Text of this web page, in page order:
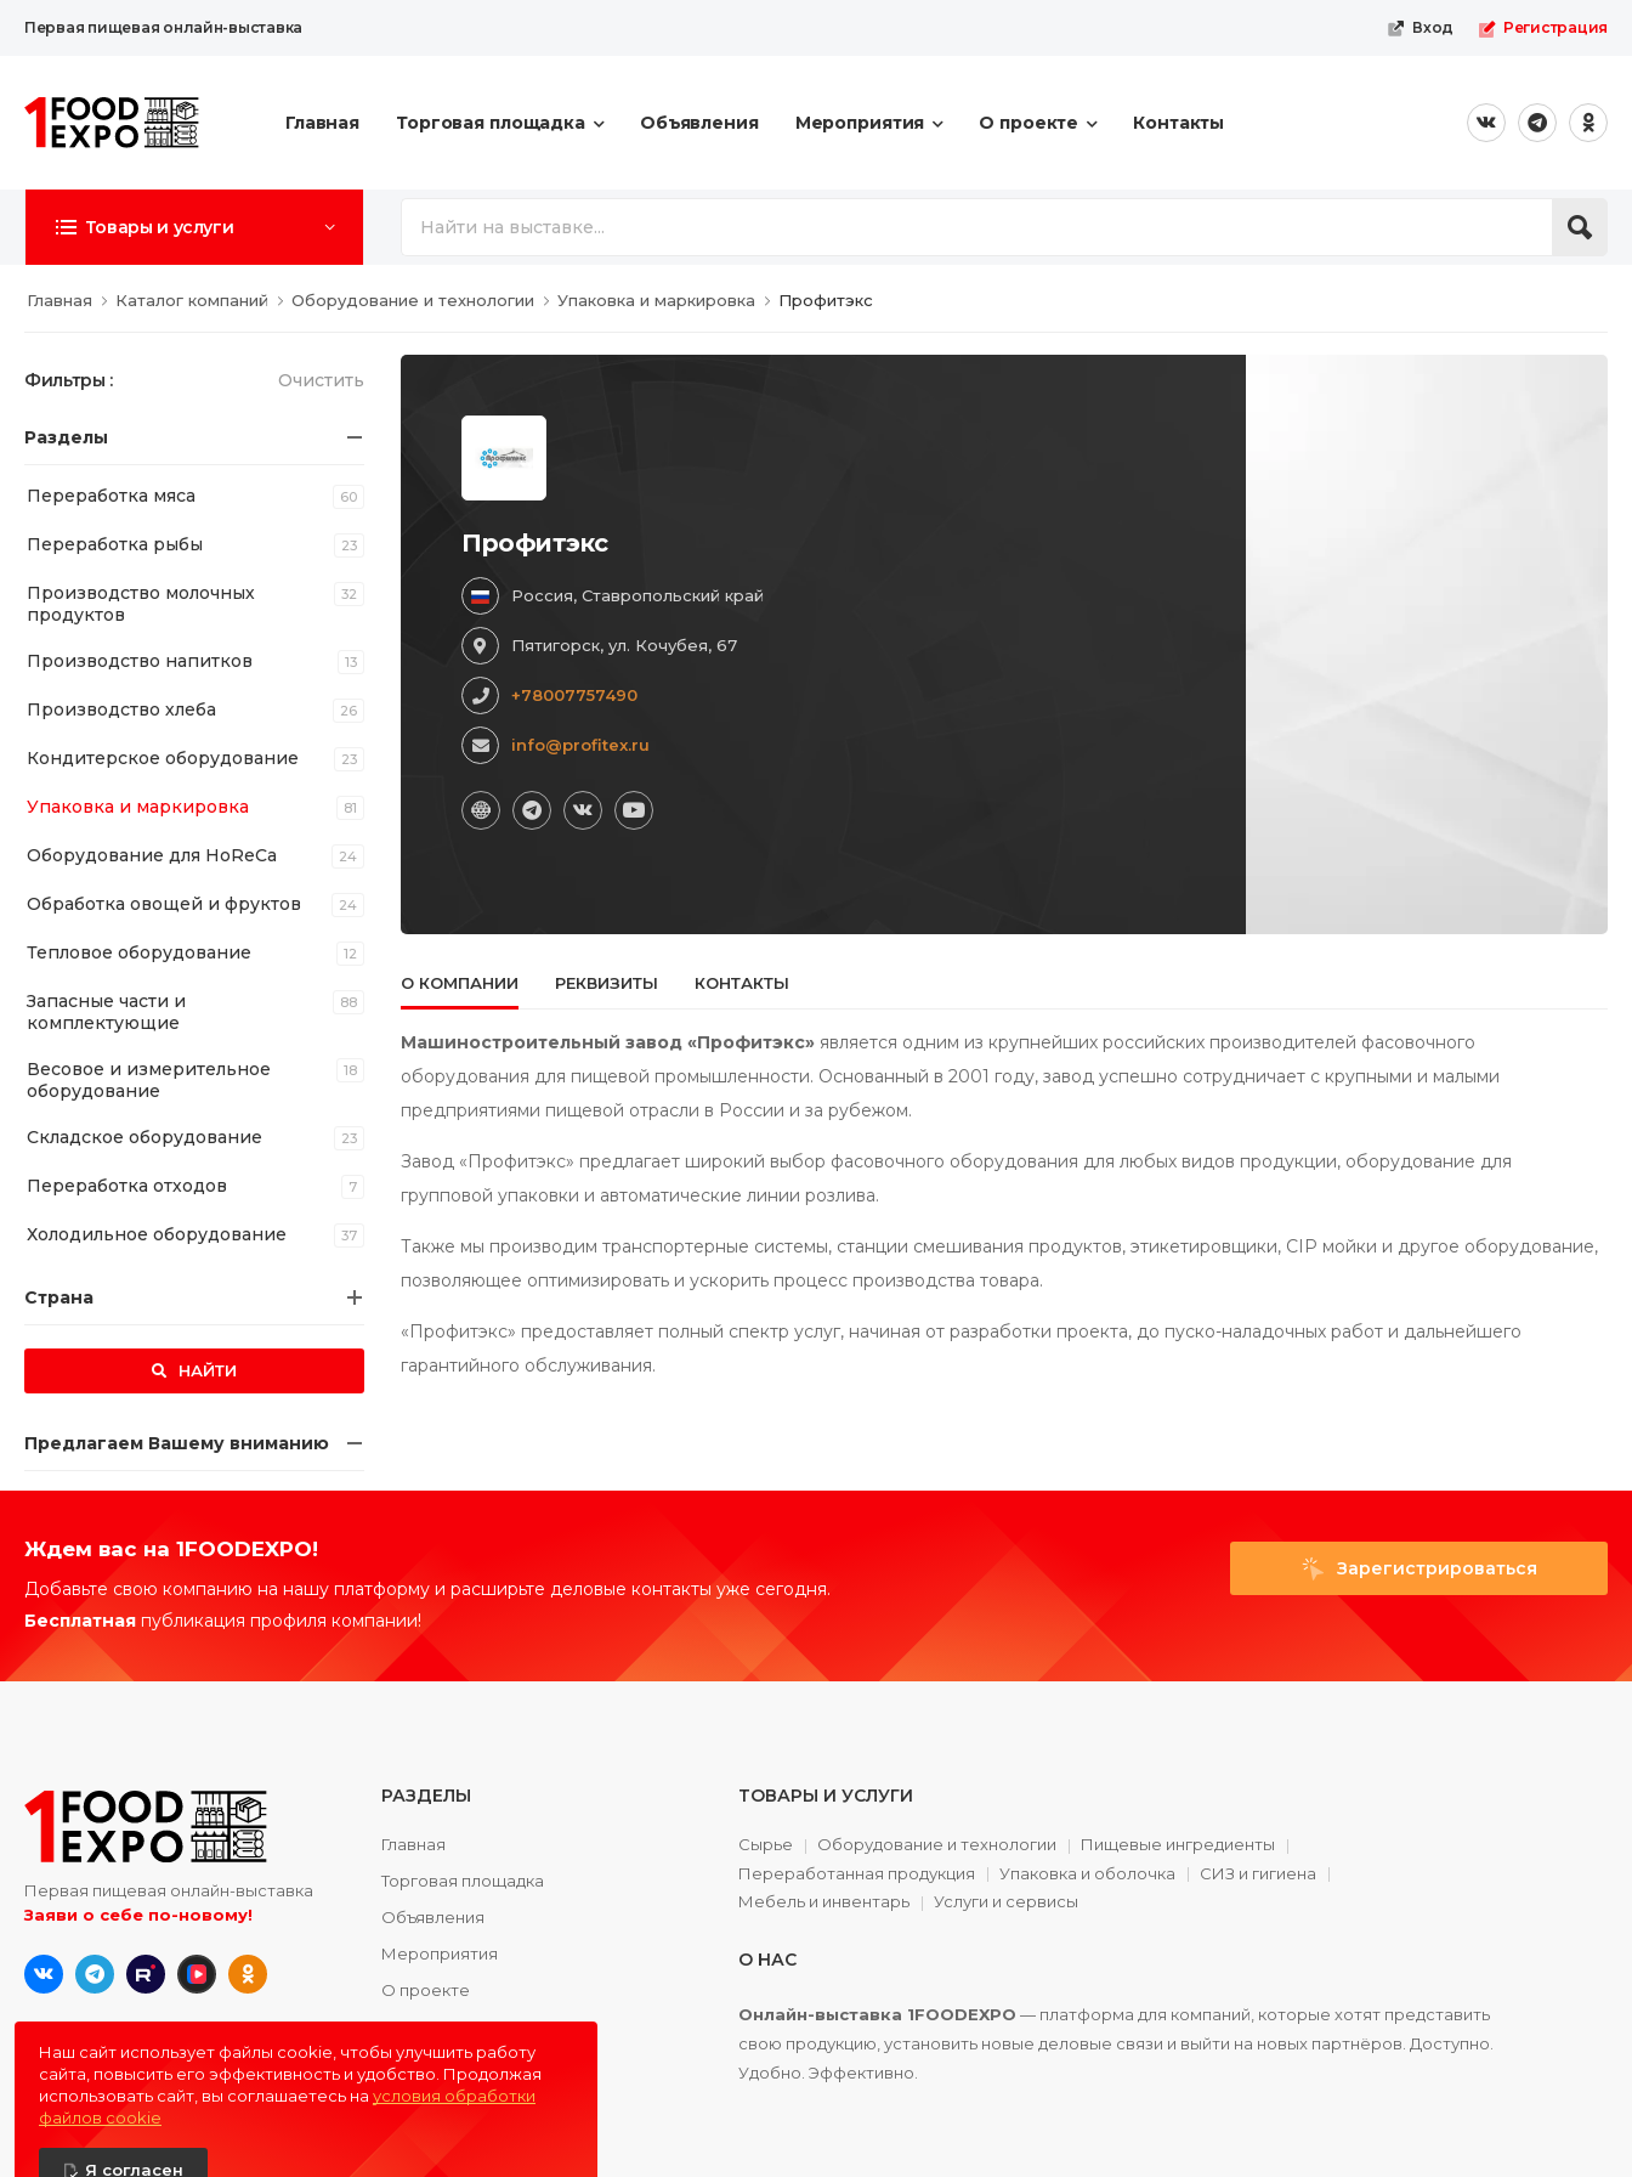
Первая пищевая онлайн-выставка Вход Регистрация
Главная Торговая площадка Объявления Мероприятия О проекте Контакты
Товары и услуги
Главная Каталог компаний Оборудование и технологии Упаковка и маркировка Профитэкс
Фильтры : Очистить
Разделы
Переработка мяса 60
Переработка рыбы 23
Производство молочных
продуктов
32
Производство напитков 13
Производство хлеба 26
Кондитерское оборудование 23
Упаковка и маркировка 81
Оборудование для HoReCa 24
Обработка овощей и фруктов 24
Тепловое оборудование 12
Запасные части и
комплектующие
88
Весовое и измерительное
оборудование
18
Складское оборудование 23
Переработка отходов 7
Холодильное оборудование 37
Страна
НАЙТИ
Предлагаем Вашему вниманию
Профитэкс
Россия, Ставропольский край
Пятигорск, ул. Кочубея, 67
+78007757490
info@profitex.ru
О КОМПАНИИ РЕКВИЗИТЫ КОНТАКТЫ
Машиностроительный завод «Профитэкс» является одним из крупнейших российских производителей фасовочного
оборудования для пищевой промышленности. Основанный в 2001 году, завод успешно сотрудничает с крупными и малыми
предприятиями пищевой отрасли в России и за рубежом.
Завод «Профитэкс» предлагает широкий выбор фасовочного оборудования для любых видов продукции, оборудование для
групповой упаковки и автоматические линии розлива.
Также мы производим транспортерные системы, станции смешивания продуктов, этикетировщики, CIP мойки и другое оборудование,
позволяющее оптимизировать и ускорить процесс производства товара.
«Профитэкс» предоставляет полный спектр услуг, начиная от разработки проекта, до пуско-наладочных работ и дальнейшего
гарантийного обслуживания.
Ждем вас на 1FOODEXPO!
Добавьте свою компанию на нашу платформу и расширьте деловые контакты уже сегодня.
Бесплатная публикация профиля компании!
Зарегистрироваться
Первая пищевая онлайн-выставка
Заяви о себе по-новому!
РАЗДЕЛЫ
Главная
Торговая площадка
Объявления
Мероприятия
О проекте
Контакты
ТОВАРЫ И УСЛУГИ
Сырье Оборудование и технологии
Пищевые ингредиенты
Переработанная продукция
Упаковка и оболочка
СИЗ и гигиена
Мебель и инвентарь
Услуги и сервисы
О НАС
Онлайн-выставка 1FOODEXPO — платформа для компаний, которые хотят представить
свою продукцию, установить новые деловые связи и выйти на новых партнёров. Доступно.
Удобно. Эффективно.
Наш сайт использует файлы cookie, чтобы улучшить работу
сайта, повысить его эффективность и удобство. Продолжая
использовать сайт, вы соглашаетесь на условия обработки
файлов cookie
Я согласен